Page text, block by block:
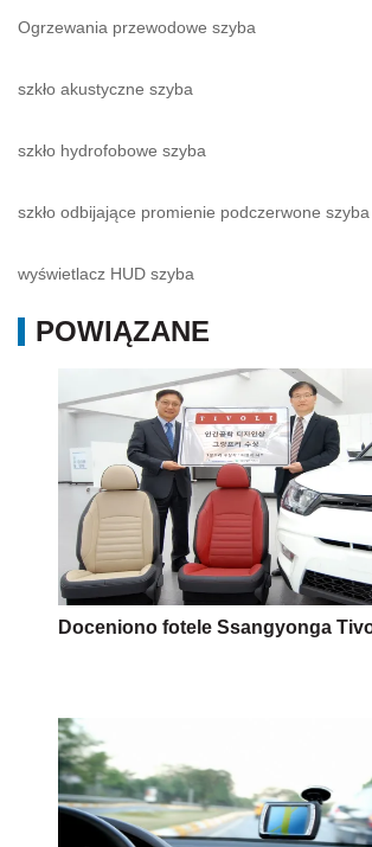
Ogrzewania przewodowe szyba
szkło akustyczne szyba
szkło hydrofobowe szyba
szkło odbijające promienie podczerwone szyba
wyświetlacz HUD szyba
POWIĄZANE
Doceniono fotele Ssangyonga